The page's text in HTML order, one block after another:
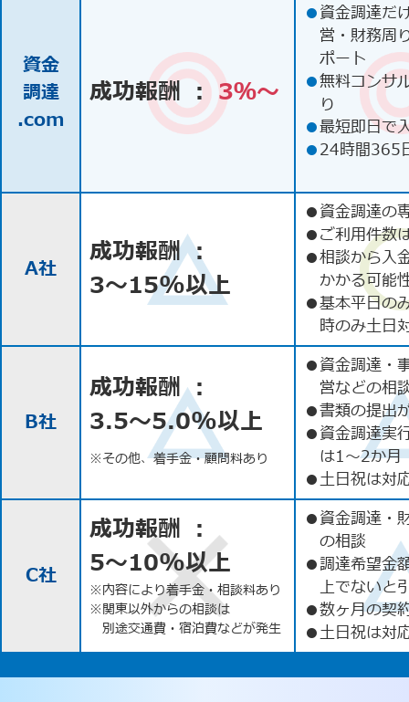
資金
調達
.com
成功報酬 ： 3％〜
●資金調達だ
営・財務周
ポート
●無料コンサ
り
●最短即日で
●24時間365
A社
成功報酬 ：
3〜15%以上
●資金調達の
●ご利用件数
●相談から入
かかる可能
●基本平日の
時のみ土日
B社
成功報酬 ：
3.5〜5.0%以上
※その他、着手金・顧問料あり
●資金調達・
営などの相
●書類の提出
●資金調達実
は1〜2か月
●土日祝は対
C社
成功報酬 ：
5〜10%以上
※内容により着手金・相談料あり
※関東以外からの相談は
別途交通費・宿泊費などが発生
●資金調達・
の相談
●調達希望金
上でないと
●数ヶ月の契
●土日祝は対